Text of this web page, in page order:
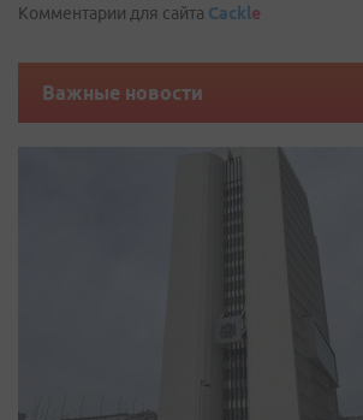
Комментарии для сайта Cackle
Важные новости